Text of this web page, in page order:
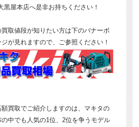
黒屋本店へ是非お持ちください！
取値段が知りたい方は下のバナーボ
が見れますので、ご参照ください！
買取でご紹介しますのは、マキタの
中でも人気の1位、2位を争うモデル